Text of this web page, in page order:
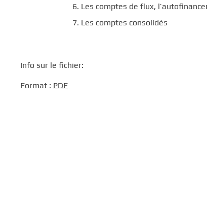
Les comptes de flux,
Les comptes consolidés
Info sur le fichier:
Format : PDF